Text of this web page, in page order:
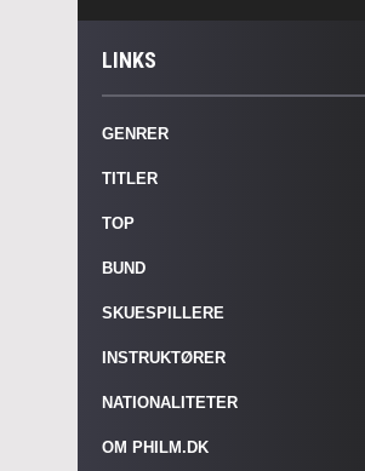
LINKS
GENRER
TITLER
TOP
BUND
SKUESPILLERE
INSTRUKTØRER
NATIONALITETER
OM PHILM.DK